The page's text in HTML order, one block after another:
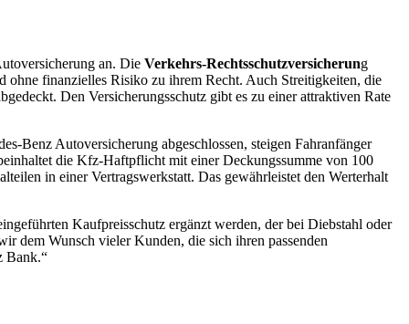
an. Die Verkehrs-Rechtsschutzversicherung
ohne finanzielles Risiko zu ihrem Recht. Auch Streitigkeiten, die
Den Versicherungsschutz gibt es zu einer attraktiven Rate
Benz Autoversicherung abgeschlossen, steigen Fahranfänger
die Kfz-Haftpflicht mit einer Deckungssumme von 100
in einer Vertragswerkstatt. Das gewährleistet den Werterhalt
Kaufpreisschutz ergänzt werden, der bei Diebstahl oder
dem Wunsch vieler Kunden, die sich ihren passenden
Bank.“